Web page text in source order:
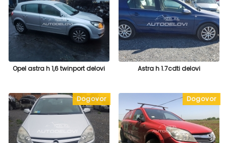
Opel astra h 1,6 twinport delovi Astra h 1.7cdti delovi
Dogovor Dogovor